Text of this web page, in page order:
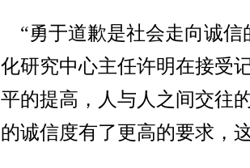
“勇于道歉是社会走向诚信
化研究中心主任许明在接受
平的提高，人与人之间交往
的诚信度有了更高的要求，